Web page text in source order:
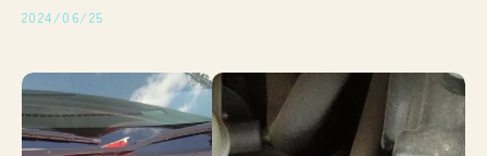
2024/06/25